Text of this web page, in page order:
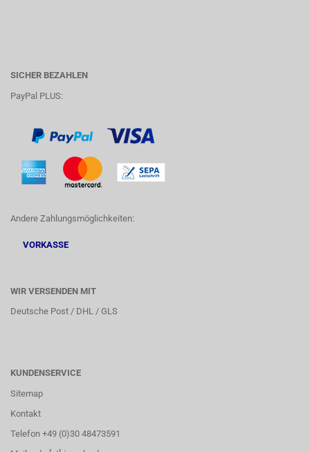
SICHER BEZAHLEN
PayPal PLUS:
Andere Zahlungsmöglichkeiten:
VORKASSE
WIR VERSENDEN MIT
Deutsche Post / DHL / GLS
KUNDENSERVICE
Sitemap
Kontakt
Telefon +49 (0)30 48473591